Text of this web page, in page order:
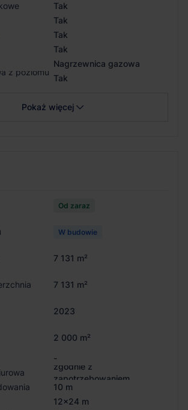
Tak
Tak
Tak
Tak
Nagrzewnica gazowa
z poziomu
Tak
Pokaż więcej
Od zaraz
W budowie
7 131 m²
7 131 m²
2023
2 000 m²
-
zgodnie z
zapotrzebowaniem
10 m
12x24 m